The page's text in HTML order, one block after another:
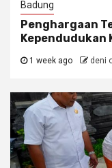
Badung
Penghargaan
Kependudukan
1 week ago deni